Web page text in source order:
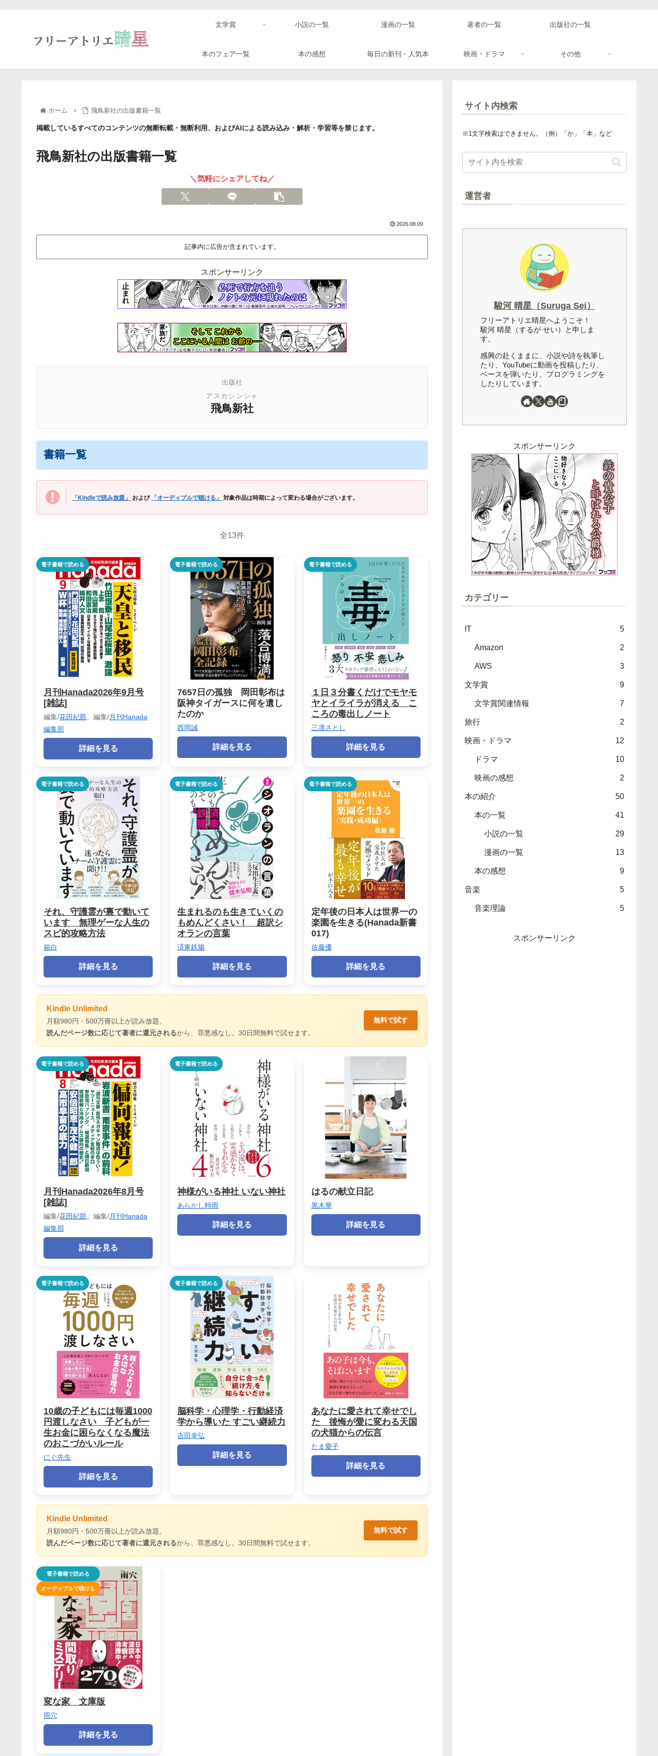
文学賞 小説の一覧 漫画の一覧 著者の一覧 出版社の一覧
本のフェア一覧 本の感想 毎日の新刊・人気本 映画・ドラマ その他
ホーム 飛鳥新社の出版書籍一覧
掲載しているすべてのコンテンツの無断転載・無断利用、およびAIによる読み込み・解析・学習等を禁じます。
飛鳥新社の出版書籍一覧
＼気軽にシェアしてね／
2026.08.09
記事内に広告が含まれています。
スポンサーリンク
出版社
アスカシンシャ
飛鳥新社
書籍一覧
「Kindleで読み放題」 および 「オーディブルで聴ける」 対象作品は時期によって変わる場合がございます。
全13件
電子書籍で読める
月刊Hanada2026年9月号
[雑誌]
編集/花田紀凱 、編集/月刊Hanada
編集部
詳細を見る
電子書籍で読める
7657日の孤独 岡田彰布は
阪神タイガースに何を遺し
たのか
西岡誠
詳細を見る
電子書籍で読める
１日３分書くだけでモヤモ
ヤとイライラが消える こ
ころの毒出しノート
三凛さとし
詳細を見る
電子書籍で読める
それ、守護霊が裏で動いて
います 無理ゲーな人生の
スピ的攻略方法
箱白
詳細を見る
電子書籍で読める
生まれるのも生きていくの
もめんどくさい！ 超訳シ
オランの言葉
済東鉄腸
詳細を見る
電子書籍で読める
定年後の日本人は世界一の
楽園を生きる(Hanada新書
017)
佐藤優
詳細を見る
Kindle Unlimited
月額980円・500万冊以上が読み放題。
読んだページ数に応じて著者に還元されるから、罪悪感なし。30日間無料で試せます。
無料で試す
電子書籍で読める
月刊Hanada2026年8月号
[雑誌]
編集/花田紀凱 、編集/月刊Hanada
編集部
詳細を見る
電子書籍で読める
神様がいる神社 いない神社
あらかし時雨
詳細を見る
はるの献立日記
黒木華
詳細を見る
電子書籍で読める
10歳の子どもには毎週1000
円渡しなさい 子どもが一
生お金に困らなくなる魔法
のおこづかいルール
にぐ先生
詳細を見る
電子書籍で読める
脳科学・心理学・行動経済
学から導いた すごい継続力
吉田幸弘
詳細を見る
あなたに愛されて幸せでし
た 後悔が愛に変わる天国
の犬猫からの伝言
たま愛子
詳細を見る
Kindle Unlimited
月額980円・500万冊以上が読み放題。
読んだページ数に応じて著者に還元されるから、罪悪感なし。30日間無料で試せます。
無料で試す
電子書籍で読める
オーディブルで聴ける
変な家 文庫版
雨穴
詳細を見る
サイト内検索
※1文字検索はできません。（例）「か」「本」など
運営者
駿河 晴星（Suruga Sei）
フリーアトリエ晴星へようこそ！
駿河 晴星（するが せい）と申しま
す。
感興の赴くままに、小説や詩を執筆し
たり、YouTubeに動画を投稿したり、
ベースを弾いたり、プログラミングを
したりしています。
スポンサーリンク
カテゴリー
IT 5
Amazon 2
AWS 3
文学賞 9
文学賞関連情報 7
旅行 2
映画・ドラマ 12
ドラマ 10
映画の感想 2
本の紹介 50
本の一覧 41
小説の一覧 29
漫画の一覧 13
本の感想 9
音楽 5
音楽理論 5
スポンサーリンク